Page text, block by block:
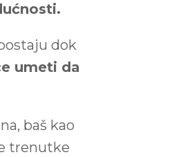
dok
umeti da
baš kao
trenutke